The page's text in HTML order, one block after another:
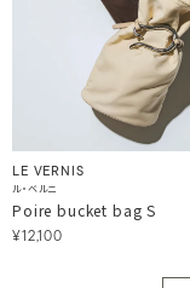
LE VERNIS
ル・ベルニ
Poire bucket bag S
¥12,100